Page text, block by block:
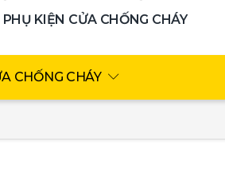
KIỆN CỬA CHỐNG CHÁY
CHỐNG CHÁY